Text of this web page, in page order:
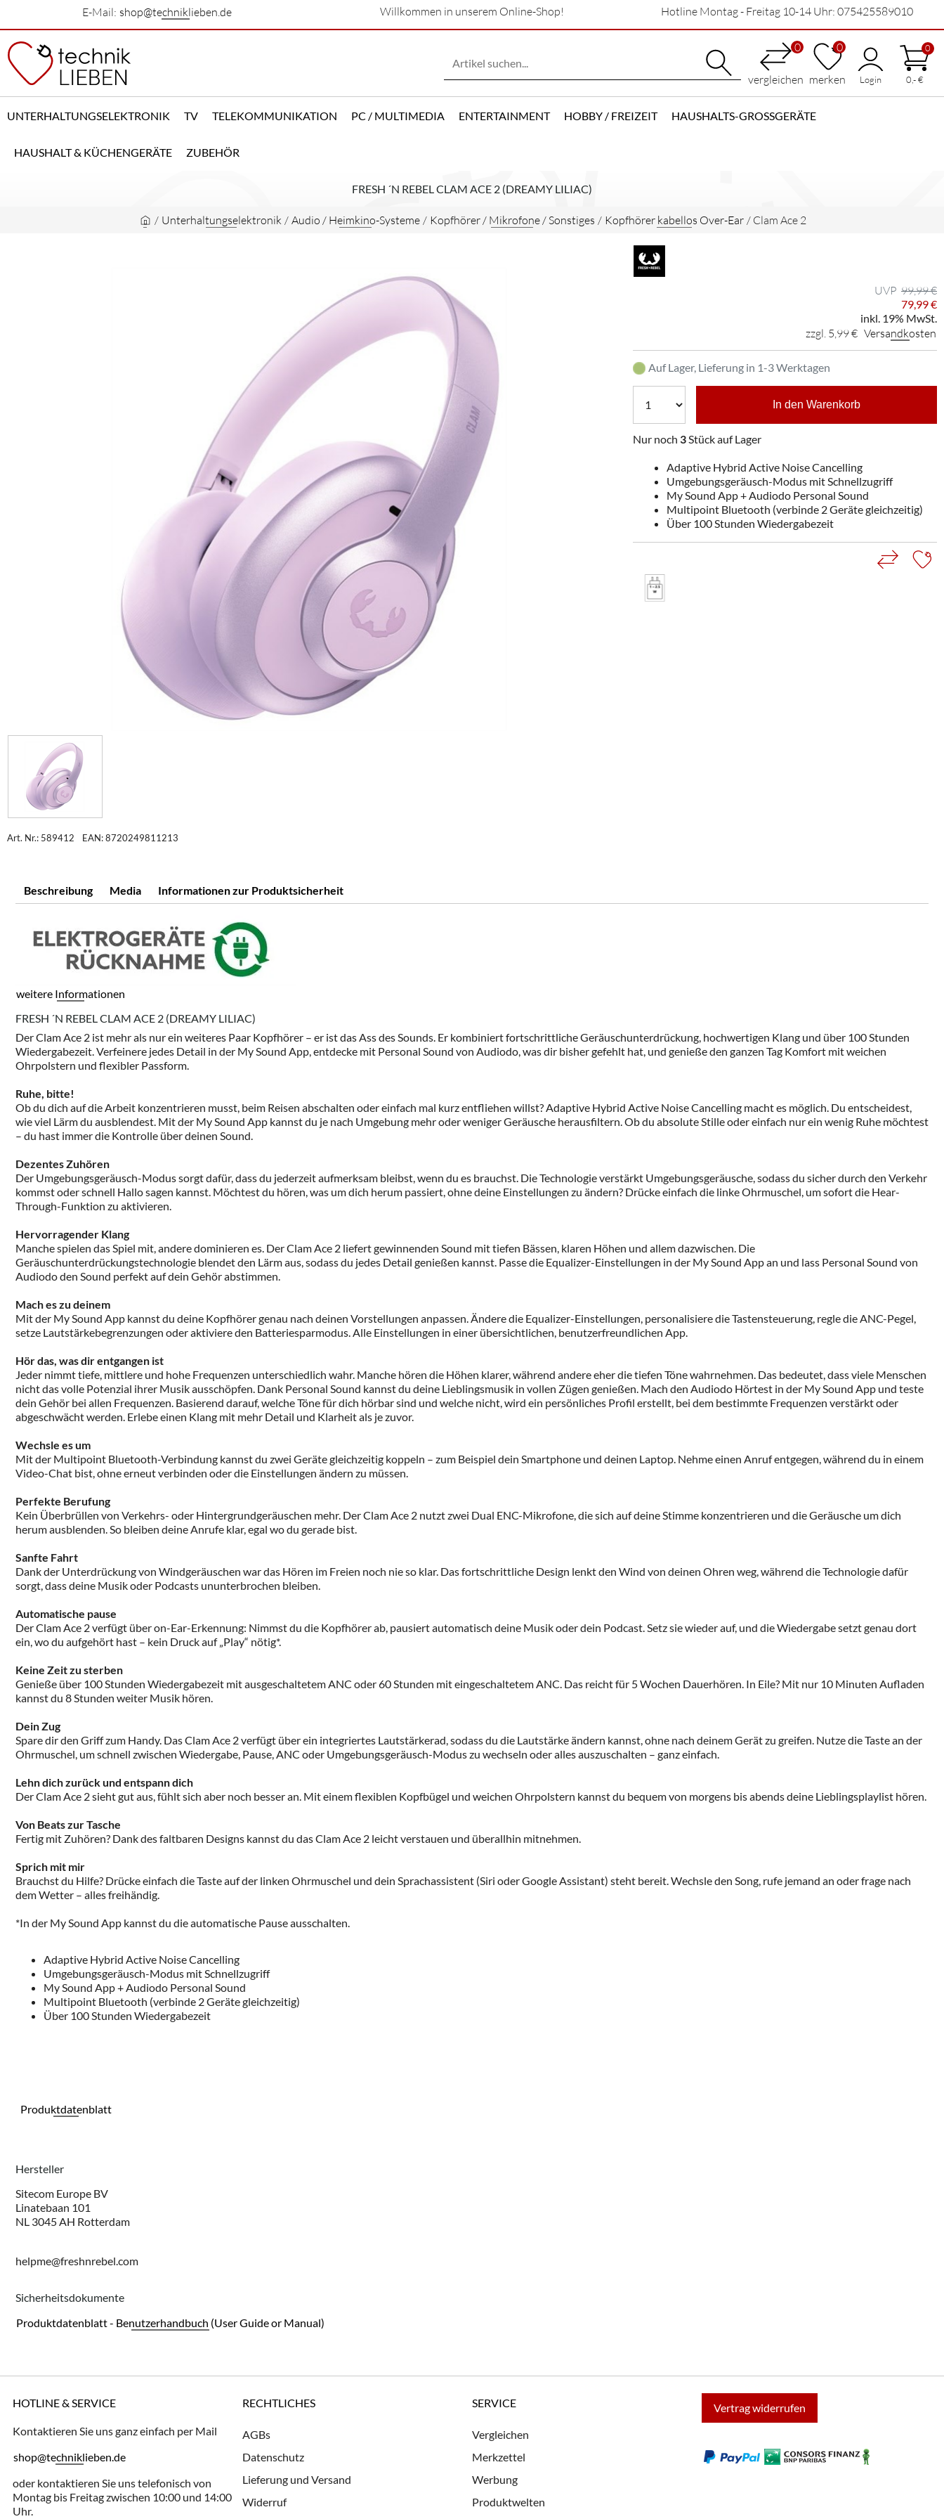
E-Mail: shop@techniklieben.de Willkommen in unserem Online-Shop! Hotline Montag - Freitag 10-14 Uhr: 075425589010
0
vergleichen
0
merken Login
0
0,- €
UNTERHALTUNGSELEKTRONIK TV TELEKOMMUNIKATION PC / MULTIMEDIA ENTERTAINMENT HOBBY / FREIZEIT HAUSHALTS-GROSSGERÄTE
HAUSHALT & KÜCHENGERÄTE ZUBEHÖR
FRESH ´N REBEL CLAM ACE 2 (DREAMY LILIAC)
/ Unterhaltungselektronik / Audio / Heimkino-Systeme / Kopfhörer / Mikrofone / Sonstiges / Kopfhörer kabellos Over-Ear / Clam Ace 2
Art. Nr.: 589412 EAN: 8720249811213
99,99 €
79,99 €
inkl. 19% MwSt.
zzgl. 5,99 € Versandkosten
Auf Lager, Lieferung in 1-3 Werktagen
In den Warenkorb
Nur noch 3Stück auf Lager
Adaptive Hybrid Active Noise Cancelling
Umgebungsgeräusch-Modus mit Schnellzugriff
My Sound App + Audiodo Personal Sound
Multipoint Bluetooth (verbinde 2 Geräte gleichzeitig)
Über 100 Stunden Wiedergabezeit
Beschreibung Media Informationen zur Produktsicherheit
weitere Informationen
FRESH ´N REBEL CLAM ACE 2 (DREAMY LILIAC)
Der Clam Ace 2 ist mehr als nur ein weiteres Paar Kopfhörer – er ist das Ass des Sounds. Er kombiniert fortschrittliche Geräuschunterdrückung, hochwertigen Klang und über 100 Stunden
Wiedergabezeit. Verfeinere jedes Detail in der My Sound App, entdecke mit Personal Sound von Audiodo, was dir bisher gefehlt hat, und genieße den ganzen Tag Komfort mit weichen
Ohrpolstern und flexibler Passform.
Ruhe, bitte!
Ob du dich auf die Arbeit konzentrieren musst, beim Reisen abschalten oder einfach mal kurz entfliehen willst? Adaptive Hybrid Active Noise Cancelling macht es möglich. Du entscheidest,
wie viel Lärm du ausblendest. Mit der My Sound App kannst du je nach Umgebung mehr oder weniger Geräusche herausfiltern. Ob du absolute Stille oder einfach nur ein wenig Ruhe möchtest
– du hast immer die Kontrolle über deinen Sound.
Dezentes Zuhören
Der Umgebungsgeräusch-Modus sorgt dafür, dass du jederzeit aufmerksam bleibst, wenn du es brauchst. Die Technologie verstärkt Umgebungsgeräusche, sodass du sicher durch den Verkehr
kommst oder schnell Hallo sagen kannst. Möchtest du hören, was um dich herum passiert, ohne deine Einstellungen zu ändern? Drücke einfach die linke Ohrmuschel, um sofort die Hear-
Through-Funktion zu aktivieren.
Hervorragender Klang
Manche spielen das Spiel mit, andere dominieren es. Der Clam Ace 2 liefert gewinnenden Sound mit tiefen Bässen, klaren Höhen und allem dazwischen. Die
Geräuschunterdrückungstechnologie blendet den Lärm aus, sodass du jedes Detail genießen kannst. Passe die Equalizer-Einstellungen in der My Sound App an und lass Personal Sound von
Audiodo den Sound perfekt auf dein Gehör abstimmen.
Mach es zu deinem
Mit der My Sound App kannst du deine Kopfhörer genau nach deinen Vorstellungen anpassen. Ändere die Equalizer-Einstellungen, personalisiere die Tastensteuerung, regle die ANC-Pegel,
setze Lautstärkebegrenzungen oder aktiviere den Batteriesparmodus. Alle Einstellungen in einer übersichtlichen, benutzerfreundlichen App.
Hör das, was dir entgangen ist
Jeder nimmt tiefe, mittlere und hohe Frequenzen unterschiedlich wahr. Manche hören die Höhen klarer, während andere eher die tiefen Töne wahrnehmen. Das bedeutet, dass viele Menschen
nicht das volle Potenzial ihrer Musik ausschöpfen. Dank Personal Sound kannst du deine Lieblingsmusik in vollen Zügen genießen. Mach den Audiodo Hörtest in der My Sound App und teste
dein Gehör bei allen Frequenzen. Basierend darauf, welche Töne für dich hörbar sind und welche nicht, wird ein persönliches Profil erstellt, bei dem bestimmte Frequenzen verstärkt oder
abgeschwächt werden. Erlebe einen Klang mit mehr Detail und Klarheit als je zuvor.
Wechsle es um
Mit der Multipoint Bluetooth-Verbindung kannst du zwei Geräte gleichzeitig koppeln – zum Beispiel dein Smartphone und deinen Laptop. Nehme einen Anruf entgegen, während du in einem
Video-Chat bist, ohne erneut verbinden oder die Einstellungen ändern zu müssen.
Perfekte Berufung
Kein Überbrüllen von Verkehrs- oder Hintergrundgeräuschen mehr. Der Clam Ace 2 nutzt zwei Dual ENC-Mikrofone, die sich auf deine Stimme konzentrieren und die Geräusche um dich
herum ausblenden. So bleiben deine Anrufe klar, egal wo du gerade bist.
Sanfte Fahrt
Dank der Unterdrückung von Windgeräuschen war das Hören im Freien noch nie so klar. Das fortschrittliche Design lenkt den Wind von deinen Ohren weg, während die Technologie dafür
sorgt, dass deine Musik oder Podcasts ununterbrochen bleiben.
Automatische pause
Der Clam Ace 2 verfügt über on-Ear-Erkennung: Nimmst du die Kopfhörer ab, pausiert automatisch deine Musik oder dein Podcast. Setz sie wieder auf, und die Wiedergabe setzt genau dort
ein, wo du aufgehört hast – kein Druck auf „Play“ nötig*.
Keine Zeit zu sterben
Genieße über 100 Stunden Wiedergabezeit mit ausgeschaltetem ANC oder 60 Stunden mit eingeschaltetem ANC. Das reicht für 5 Wochen Dauerhören. In Eile? Mit nur 10 Minuten Aufladen
kannst du 8 Stunden weiter Musik hören.
Dein Zug
Spare dir den Griff zum Handy. Das Clam Ace 2 verfügt über ein integriertes Lautstärkerad, sodass du die Lautstärke ändern kannst, ohne nach deinem Gerät zu greifen. Nutze die Taste an der
Ohrmuschel, um schnell zwischen Wiedergabe, Pause, ANC oder Umgebungsgeräusch-Modus zu wechseln oder alles auszuschalten – ganz einfach.
Lehn dich zurück und entspann dich
Der Clam Ace 2 sieht gut aus, fühlt sich aber noch besser an. Mit einem flexiblen Kopfbügel und weichen Ohrpolstern kannst du bequem von morgens bis abends deine Lieblingsplaylist hören.
Von Beats zur Tasche
Fertig mit Zuhören? Dank des faltbaren Designs kannst du das Clam Ace 2 leicht verstauen und überallhin mitnehmen.
Sprich mit mir
Brauchst du Hilfe? Drücke einfach die Taste auf der linken Ohrmuschel und dein Sprachassistent (Siri oder Google Assistant) steht bereit. Wechsle den Song, rufe jemand an oder frage nach
dem Wetter – alles freihändig.
*In der My Sound App kannst du die automatische Pause ausschalten.
Adaptive Hybrid Active Noise Cancelling
Umgebungsgeräusch-Modus mit Schnellzugriff
My Sound App + Audiodo Personal Sound
Multipoint Bluetooth (verbinde 2 Geräte gleichzeitig)
Über 100 Stunden Wiedergabezeit
Produktdatenblatt
Hersteller
Sitecom Europe BV
Linatebaan 101
NL 3045 AH Rotterdam
helpme@freshnrebel.com
Sicherheitsdokumente
Produktdatenblatt - Benutzerhandbuch (User Guide or Manual)
HOTLINE & SERVICE
Kontaktieren Sie uns ganz einfach per Mail
shop@techniklieben.de
oder kontaktieren Sie uns telefonisch von
Montag bis Freitag zwischen 10:00 und 14:00
Uhr.
RECHTLICHES
AGBs
Datenschutz
Lieferung und Versand
Widerruf
SERVICE
Vergleichen
Merkzettel
Werbung
Produktwelten
Vertrag widerrufen